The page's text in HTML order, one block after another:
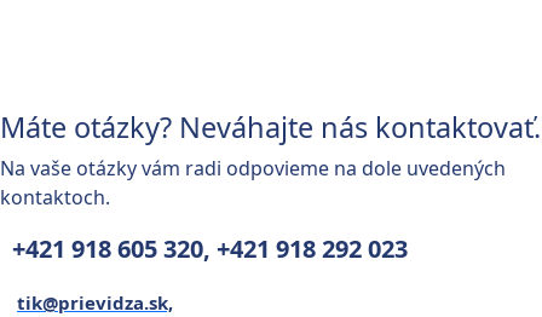
Máte otázky? Neváhajte nás kontaktovať.
Na vaše otázky vám radi odpovieme na dole uvedených
kontaktoch.
+421 918 605 320, +421 918 292 023
tik@prievidza.sk,